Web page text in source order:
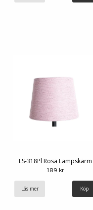
LS-318Pl Rosa Lampskärm
189 kr
Läs mer